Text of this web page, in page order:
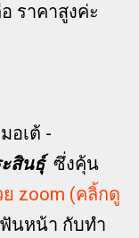
ราคาสูงค่ะ
อเต้ -
สินธุ์ซึ่งคุ้น
zoom (คลิ้กดู
นหน้า กับทำ